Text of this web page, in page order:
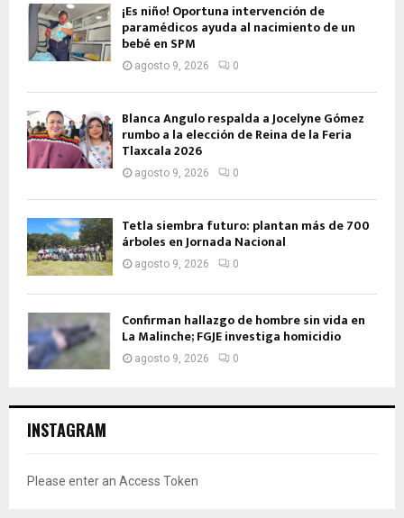
¡Es niño! Oportuna intervención de
paramédicos ayuda al nacimiento de un
bebé en SPM
agosto 9, 2026 0
Blanca Angulo respalda a Jocelyne Gómez
rumbo a la elección de Reina de la Feria
Tlaxcala 2026
agosto 9, 2026 0
Tetla siembra futuro: plantan más de 700
árboles en Jornada Nacional
agosto 9, 2026 0
Confirman hallazgo de hombre sin vida en
La Malinche; FGJE investiga homicidio
agosto 9, 2026 0
INSTAGRAM
Please enter an Access Token